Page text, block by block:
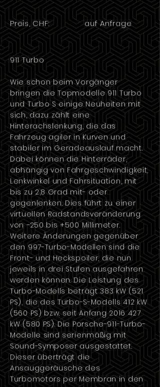
Preis, CHF: auf Anfrage
911 Turbo
Wie schon beim Vorgänger
bringen die Topmodelle 911 Turbo
und Turbo S einige Neuheiten mit
sich, dazu zählt eine
Hinterachslenkung, die das
Fahrzeug agiler in Kurven und
stabiler im Geradeauslauf macht.
Dabei können die Hinterräder,
abhängig von Fahrgeschwindigkeit,
Lenkwinkel und Fahrsituation, mit
bis zu 2,8 Grad mit- oder
gegenlenken. Dies führt zu einer
virtuellen Radstandsveränderung
von −250 bis +500 Millimeter.
Weitere Änderungen gegenüber
den 997-Turbo-Modellen sind die
Front- und Heckspoiler, die nun
jeweils in drei Stufen ausgefahren
werden können. Die Leistung des
Turbo-Modells beträgt 383 kW (521
PS), die des Turbo-S-Modells 412 kW
(560 PS) bzw. seit Anfang2016 427
kW (580 PS). Die Porsche-911-Turbo-
Modelle sind serienmäßig mit
Sound-Symposer ausgestattet.
Dieser überträgt die
Ansauggeräusche des
Turbomotors per Membran in den